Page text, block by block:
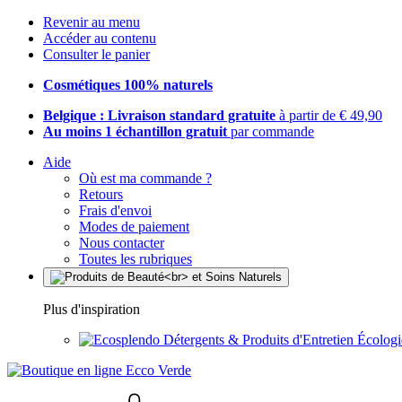
Revenir au menu
Accéder au contenu
Consulter le panier
Cosmétiques 100% naturels
Belgique : Livraison standard gratuite à partir de € 49,90
Au moins 1 échantillon gratuit par commande
Aide
Où est ma commande ?
Retours
Frais d'envoi
Modes de paiement
Nous contacter
Toutes les rubriques
Plus d'inspiration
Détergents & Produits d'Entretien